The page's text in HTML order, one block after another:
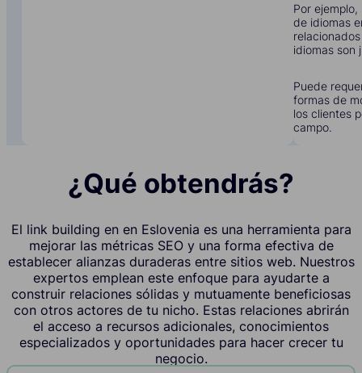
Por
de idiomas
idiomas son
Puede
formas de
los clientes
campo.
¿Qué obtendrás?
El link building en en Eslovenia es una herramienta para
mejorar las métricas SEO y una forma efectiva de
establecer alianzas duraderas entre sitios web. Nuestros
expertos emplean este enfoque para ayudarte a
construir relaciones sólidas y mutuamente beneficiosas
con otros actores de tu nicho. Estas relaciones abrirán
el acceso a recursos adicionales, conocimientos
especializados y oportunidades para hacer crecer tu
negocio.